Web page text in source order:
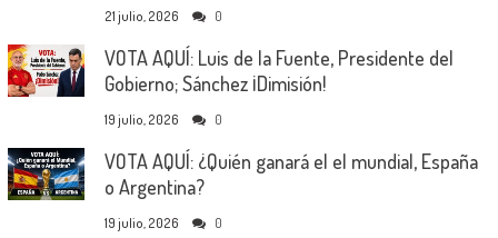
21 julio, 2026 0
VOTA AQUÍ: Luis de la Fuente, Presidente del
Gobierno; Sánchez ¡Dimisión!
19 julio, 2026 0
VOTA AQUÍ: ¿Quién ganará el el mundial, España
o Argentina?
19 julio, 2026 0